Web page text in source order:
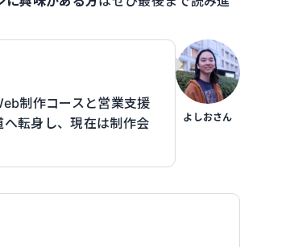
よしおさん
制作コースと営業支援
転身し、現在は制作会